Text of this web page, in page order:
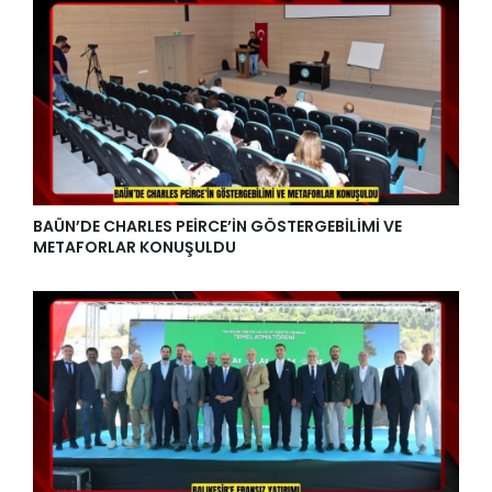
BAÜN’DE CHARLES PEİRCE’İN GÖSTERGEBİLİMİ VE
METAFORLAR KONUŞULDU